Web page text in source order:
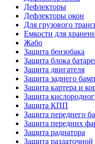
Дефлекторы
Дефлекторы окон
Для грузового
Емкости для
Жабо
Защита бензобака
Защита блока
Защита двигателя
Защита заднего
Защита картера и
Защита
Защита КПП
Защита переднего
Защита передних
Защита радиатора
Защита раздаточной